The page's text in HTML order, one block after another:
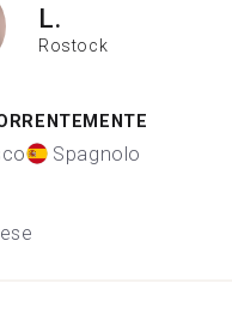
L.
Rostock
Spagnolo